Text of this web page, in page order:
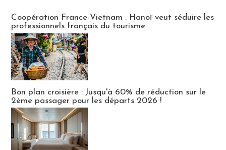
Coopération France-Vietnam : Hanoï veut séduire les
professionnels français du tourisme
Bon plan croisière : Jusqu'à 60% de réduction sur le
2ème passager pour les départs 2026 !